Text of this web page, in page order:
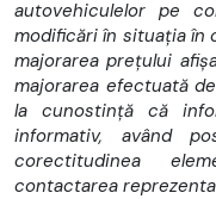
autovehiculelor pe
modificări în situația în
majorarea prețului
majorarea efectuată
la cunostință că
informativ, având
corectitudinea
contactarea